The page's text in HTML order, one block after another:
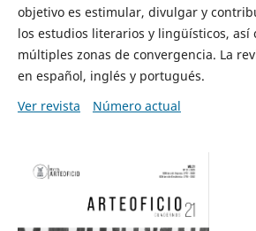
objetivo es estimular, divulgar y
los estudios literarios y lingüísticos, así
múltiples zonas de convergencia. La
en español, inglés y portugués.
Ver revista
Número actual